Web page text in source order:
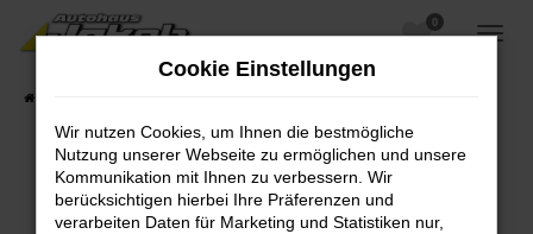
Zum
Hauptinhalt
0
Fehler: Network Error
Cookie Einstellungen
Wir nutzen Cookies, um Ihnen die bestmögliche
Nutzung unserer Webseite zu ermöglichen und unsere
Kommunikation mit Ihnen zu verbessern. Wir
berücksichtigen hierbei Ihre Präferenzen und
verarbeiten Daten für Marketing und Statistiken nur,